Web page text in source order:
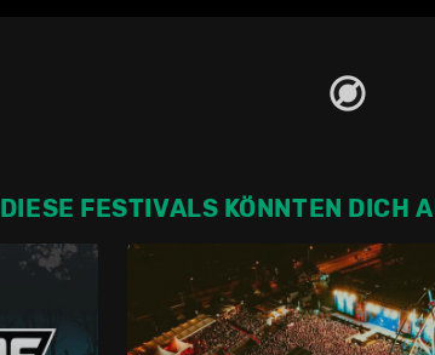
DIESE FESTIVALS KÖNNTEN DICH